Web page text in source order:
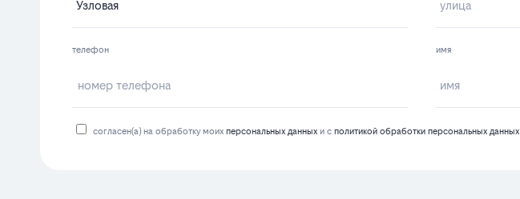
телефон имя
согласен(а) на обработку моих персональных данных и с политикой обработки персональных данных